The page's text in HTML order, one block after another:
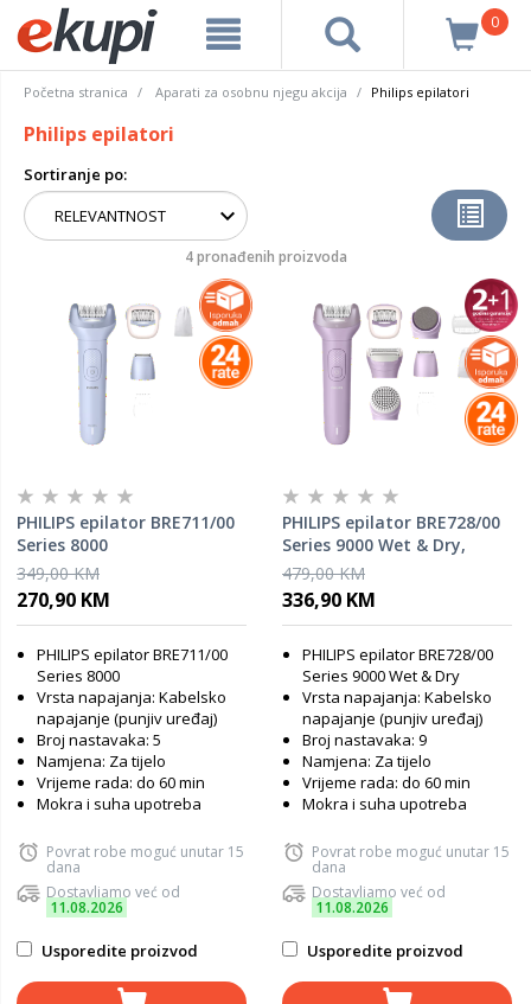
0
Početna stranica Aparati za osobnu njegu akcija Philips epilatori
Philips epilatori
Sortiranje po:
4 pronađenih proizvoda
PHILIPS epilator BRE711/00
Series 8000
349,00 KM
270,90 KM
PHILIPS epilator BRE711/00
Series 8000
Vrsta napajanja: Kabelsko
napajanje (punjiv uređaj)
Broj nastavaka: 5
Namjena: Za tijelo
Vrijeme rada: do 60 min
Mokra i suha upotreba
Povrat robe moguć unutar 15
dana
Dostavljamo već od
11.08.2026
Usporedite proizvod
PHILIPS epilator BRE728/00
Series 9000 Wet & Dry,
bežični, 9 nastavaka
479,00 KM
336,90 KM
PHILIPS epilator BRE728/00
Series 9000 Wet & Dry
Vrsta napajanja: Kabelsko
napajanje (punjiv uređaj)
Broj nastavaka: 9
Namjena: Za tijelo
Vrijeme rada: do 60 min
Mokra i suha upotreba
Povrat robe moguć unutar 15
dana
Dostavljamo već od
11.08.2026
Usporedite proizvod